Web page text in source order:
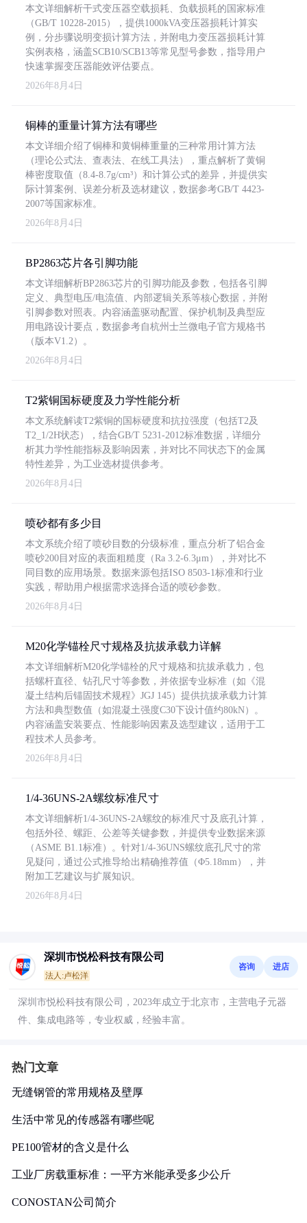
本文详细解析干式变压器空载损耗、负载损耗的国家标准
（GB/T 10228-2015），提供1000kVA变压器损耗计算实
例，分步骤说明变损计算方法，并附电力变压器损耗计算
实例表格，涵盖SCB10/SCB13等常见型号参数，指导用户
快速掌握变压器能效评估要点。
2026年8月4日
铜棒的重量计算方法有哪些
本文详细介绍了铜棒和黄铜棒重量的三种常用计算方法
（理论公式法、查表法、在线工具法），重点解析了黄铜
棒密度取值（8.4-8.7g/cm³）和计算公式的差异，并提供实
际计算案例、误差分析及选材建议，数据参考GB/T 4423-
2007等国家标准。
2026年8月4日
BP2863芯片各引脚功能
本文详细解析BP2863芯片的引脚功能及参数，包括各引脚
定义、典型电压/电流值、内部逻辑关系等核心数据，并附
引脚参数对照表。内容涵盖驱动配置、保护机制及典型应
用电路设计要点，数据参考自杭州士兰微电子官方规格书
（版本V1.2）。
2026年8月4日
T2紫铜国标硬度及力学性能分析
本文系统解读T2紫铜的国标硬度和抗拉强度（包括T2及
T2_1/2H状态），结合GB/T 5231-2012标准数据，详细分
析其力学性能指标及影响因素，并对比不同状态下的金属
特性差异，为工业选材提供参考。
2026年8月4日
喷砂都有多少目
本文系统介绍了喷砂目数的分级标准，重点分析了铝合金
喷砂200目对应的表面粗糙度（Ra 3.2-6.3μm），并对比不
同目数的应用场景。数据来源包括ISO 8503-1标准和行业
实践，帮助用户根据需求选择合适的喷砂参数。
2026年8月4日
M20化学锚栓尺寸规格及抗拔承载力详解
本文详细解析M20化学锚栓的尺寸规格和抗拔承载力，包
括螺杆直径、钻孔尺寸等参数，并依据专业标准（如《混
凝土结构后锚固技术规程》JGJ 145）提供抗拔承载力计算
方法和典型数值（如混凝土强度C30下设计值约80kN）。
内容涵盖安装要点、性能影响因素及选型建议，适用于工
程技术人员参考。
2026年8月4日
1/4-36UNS-2A螺纹标准尺寸
本文详细解析1/4-36UNS-2A螺纹的标准尺寸及底孔计算，
包括外径、螺距、公差等关键参数，并提供专业数据来源
（ASME B1.1标准）。针对1/4-36UNS螺纹底孔尺寸的常
见疑问，通过公式推导给出精确推荐值（Φ5.18mm），并
附加工艺建议与扩展知识。
2026年8月4日
深圳市悦松科技有限公司
法人:卢松洋
咨询 进店
深圳市悦松科技有限公司，2023年成立于北京市，主营电子元器
件、集成电路等，专业权威，经验丰富。
热门文章
无缝钢管的常用规格及壁厚
生活中常见的传感器有哪些呢
PE100管材的含义是什么
工业厂房载重标准：一平方米能承受多少公斤
CONOSTAN公司简介